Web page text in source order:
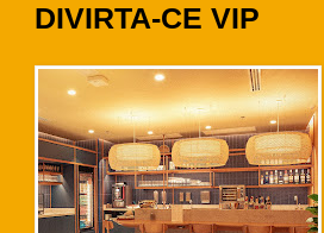
DIVIRTA-CE VIP